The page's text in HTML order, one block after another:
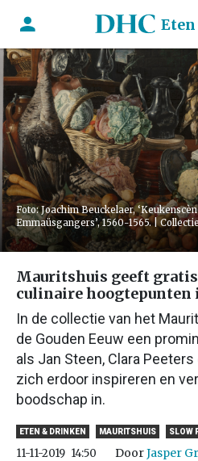
Foto: Joachim Beuckelaer,
Emmaüsgangers’, 1560-1565. |
Mauritshuis geeft
culinaire hoogtepunten
In de collectie van het
de Gouden Eeuw een
als Jan Steen, Clara
zich erdoor inspireren en
boodschap in.
ETEN & DRINKEN MAURITSHUIS SLOW
11-11-2019 14:50 DoorJasper